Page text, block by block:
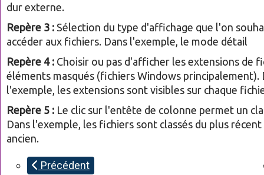
dur externe.
Repère 3 : Sélection du type d'affichage que l'on
accéder aux fichiers. Dans l'exemple, le mode détail
Repère 4 : Choisir ou pas d'afficher les extensions de
éléments masqués (fichiers Windows principalement).
l'exemple, les extensions sont visibles sur chaque
Repère 5 : Le clic sur l'entête de colonne permet un
Dans l'exemple, les fichiers sont classés du plus récent
ancien.
Précédent